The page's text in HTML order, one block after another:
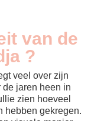
van de
?
veel over zijn
jaren heen in
zien hoeveel
hebben gekregen.